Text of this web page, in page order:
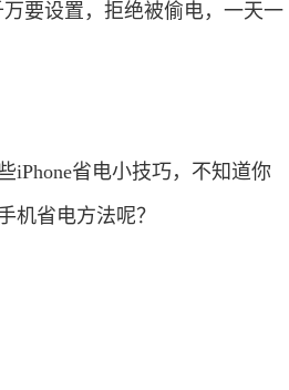
iPhone省电小技巧，不知道你
机省电方法呢？